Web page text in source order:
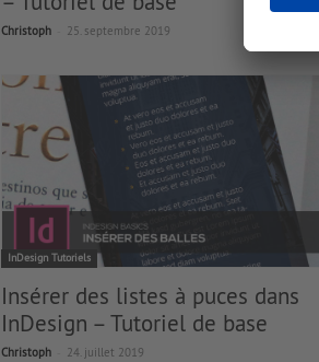
Christoph 25. septembre 2019
InDesign Tutoriels
Insérer des listes à puces dans
InDesign – Tutoriel de base
Christoph 24. juillet 2019